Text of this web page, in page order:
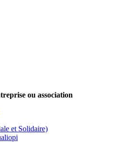
ou association
et Solidaire)